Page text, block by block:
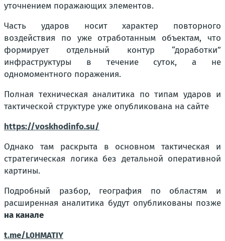
уточнением поражающих элементов.
Часть ударов носит характер повторного
воздействия по уже отработанным объектам, что
формирует отдельный контур “доработки”
инфраструктуры в течение суток, а не
одномоментного поражения.
Полная техническая аналитика по типам ударов и
тактической структуре уже опубликована на сайте
https://voskhodinfo.su/
Однако там раскрыта в основном тактическая и
стратегическая логика без детальной оперативной
картины.
Подробный разбор, география по областям и
расширенная аналитика будут опубликованы позже
на канале
t.me/L0HMATIY